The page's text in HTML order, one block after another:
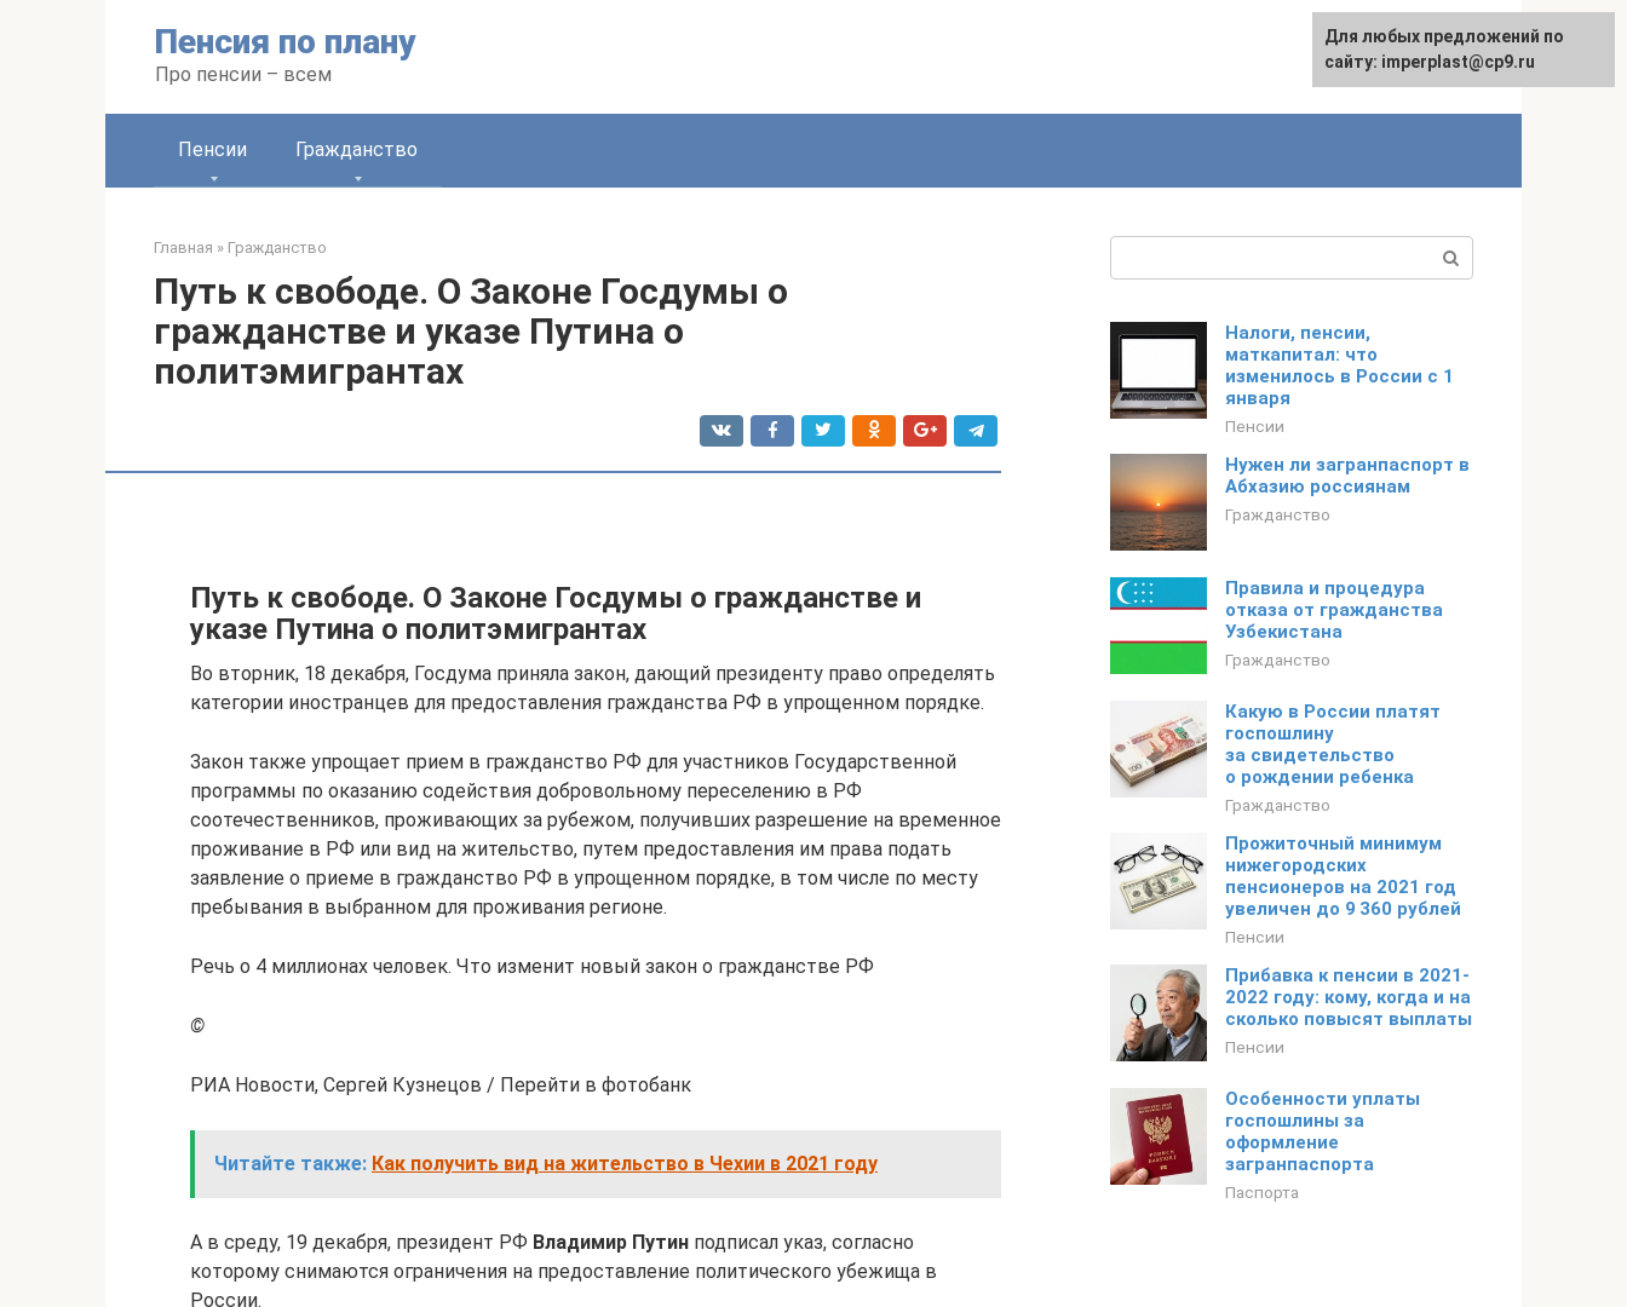
Пенсия по плану
Про пенсии – всем
Пенсии Гражданство
Главная » Гражданство
Путь к свободе. О Законе Госдумы о
гражданстве и указе Путина о
политэмигрантах
Путь к свободе. О Законе Госдумы о гражданстве и
указе Путина о политэмигрантах
Во вторник, 18 декабря, Госдума приняла закон, дающий президенту право определять
категории иностранцев для предоставления гражданства РФ в упрощенном порядке.
Закон также упрощает прием в гражданство РФ для участников Государственной
программы по оказанию содействия добровольному переселению в РФ
соотечественников, проживающих за рубежом, получивших разрешение на временное
проживание в РФ или вид на жительство, путем предоставления им права подать
заявление о приеме в гражданство РФ в упрощенном порядке, в том числе по месту
пребывания в выбранном для проживания регионе.
Речь о 4 миллионах человек. Что изменит новый закон о гражданстве РФ
©
РИА Новости, Сергей Кузнецов / Перейти в фотобанк
Читайте также: Как получить вид на жительство в Чехии в 2021 году
А в среду, 19 декабря, президент РФ Владимир Путин подписал указ, согласно
которому снимаются ограничения на предоставление политического убежища в
России.
Налоги, пенсии,
маткапитал: что
изменилось в России с 1
января
Пенсии
Нужен ли загранпаспорт в
Абхазию россиянам
Гражданство
Правила и процедура
отказа от гражданства
Узбекистана
Гражданство
Какую в России платят
госпошлину
за свидетельство
о рождении ребенка
Гражданство
Прожиточный минимум
нижегородских
пенсионеров на 2021 год
увеличен до 9 360 рублей
Пенсии
Прибавка к пенсии в 2021-
2022 году: кому, когда и на
сколько повысят выплаты
Пенсии
Особенности уплаты
госпошлины за
оформление
загранпаспорта
Паспорта
Для любых предложений по
сайту: imperplast@cp9.ru